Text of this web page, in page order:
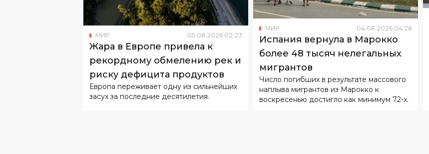
МИР 05.08.2026 02:23
Жара в Европе привела к
рекордному обмелению рек и
риску дефицита продуктов
Европа переживает одну из сильнейших
засух за последние десятилетия.
МИР 04.08.2026 04:28
Испания вернула в Марокко
более 48 тысяч нелегальных
мигрантов
Число погибших в результате массового
наплыва мигрантов из Марокко к
воскресенью достигло как минимум 72-х.